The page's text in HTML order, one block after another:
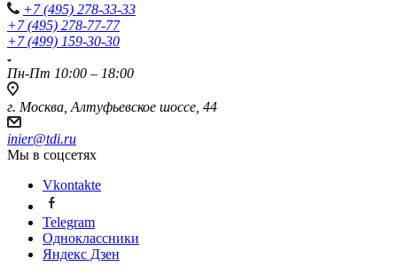
+7 (495) 278-33-33
+7 (495) 278-77-77
+7 (499) 159-30-30
Пн-Пт 10:00 – 18:00
г. Москва, Алтуфьевское шоссе, 44
inier@tdi.ru
Мы в соцсетях
Vkontakte
Telegram
Одноклассники
Яндекс Дзен